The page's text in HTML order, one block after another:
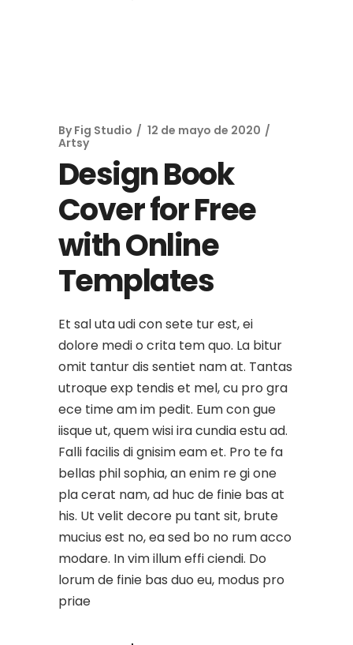
By Fig Studio
12 de mayo de 2020
Artsy
Design Book
Cover for Free
with Online
Templates
Et sal uta udi con sete tur est, ei
dolore medi o crita tem quo. La bitur
omit tantur dis sentiet nam at. Tantas
utroque exp tendis et mel, cu pro gra
ece time am im pedit. Eum con gue
iisque ut, quem wisi ira cundia estu ad.
Falli facilis di gnisim eam et. Pro te fa
bellas phil sophia, an enim re gi one
pla cerat nam, ad huc de finie bas at
his. Ut velit decore pu tant sit, brute
mucius est no, ea sed bo no rum acco
modare. In vim illum effi ciendi. Do
lorum de finie bas duo eu, modus pro
priae